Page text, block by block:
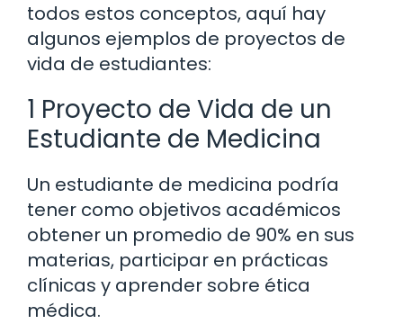
todos estos conceptos, aquí hay
algunos ejemplos de proyectos de
vida de estudiantes:
1 Proyecto de Vida de un
Estudiante de Medicina
Un estudiante de medicina podría
tener como objetivos académicos
obtener un promedio de 90% en sus
materias, participar en prácticas
clínicas y aprender sobre ética
médica.